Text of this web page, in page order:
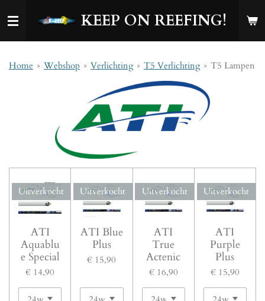
direct
hoofdinhoud
KEEP ON REEFING!
Home » Webshop » Verlichting » T5 Verlichting » T5 Lampen
Uitverkocht
ATI
Aquablu
e Special
€ 14,90
Uitverkocht
ATI Blue
Plus
€ 15,90
Uitverkocht
ATI
True
Actenic
€ 16,90
Uitverkocht
ATI
Purple
Plus
€ 15,90